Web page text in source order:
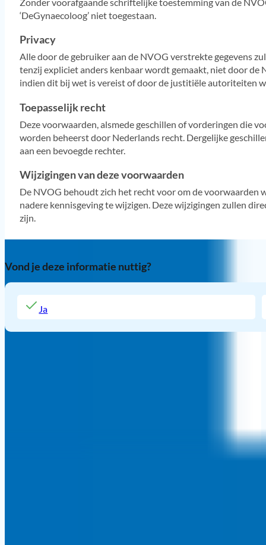
‘DeGynaecoloog’ niet toegestaan.
Privacy
Alle door de gebruiker aan de NVOG verstrekte gegevens
tenzij expliciet anders kenbaar wordt gemaakt, niet door de
indien dit bij wet is vereist of door de justitiële autoriteiten
Toepasselijk recht
Deze voorwaarden, alsmede geschillen of vorderingen die
worden beheerst door Nederlands recht. Dergelijke
aan een bevoegde rechter.
Wijzigingen van deze voorwaarden
De NVOG behoudt zich het recht voor om de voorwaarden
nadere kennisgeving te wijzigen. Deze wijzigingen zullen
zijn.
Vond je deze informatie nuttig?
Ja